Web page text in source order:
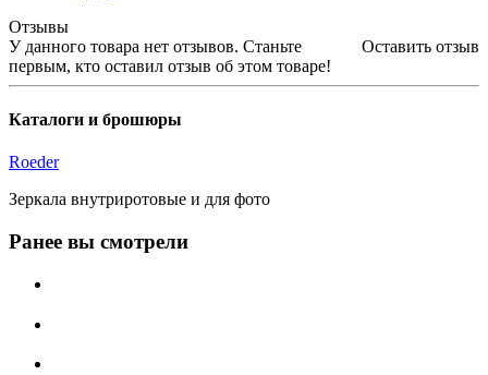
Отзывы
Оставить отзыв
У данного товара нет отзывов. Станьте
первым, кто оставил отзыв об этом товаре!
Каталоги и брошюры
Roeder
Зеркала внутриротовые и для фото
Ранее вы смотрели